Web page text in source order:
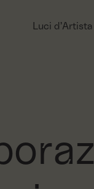
Luci d’Artista